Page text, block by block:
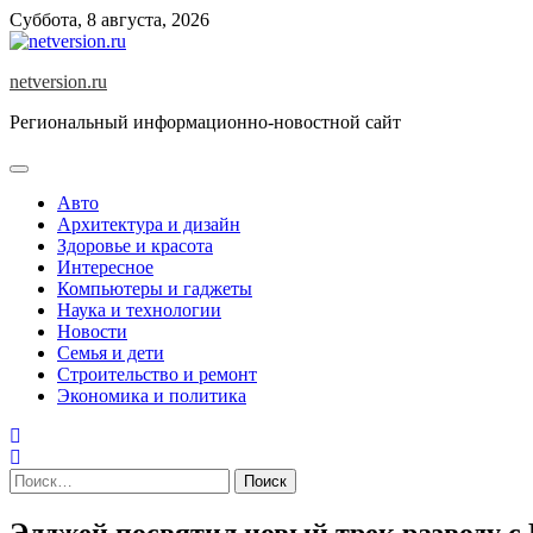
Skip
to
Суббота, 8 августа, 2026
netversion.ru
Региональный информационно-новостной сайт
Авто
Архитектура и дизайн
Здоровье и красота
Интересное
Компьютеры и гаджеты
Наука и технологии
Новости
Семья и дети
Строительство и ремонт
Экономика и политика
Найти: